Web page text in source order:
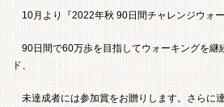
10月より『2022年秋 90日間チャレンジウォー
90日間で60万歩を目指してウォーキングを継
ド、
未達成者には参加賞をお贈りします。さらに